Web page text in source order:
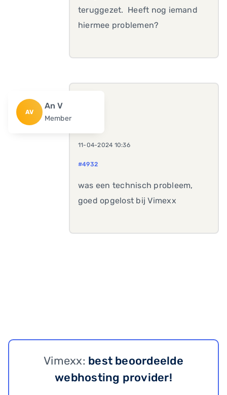
teruggezet. Heeft nog iemand
hiermee problemen?
AV
An V
Member
11-04-2024 10:36
#4932
was een technisch probleem,
goed opgelost bij Vimexx
Vimexx: best beoordeelde
webhosting provider!